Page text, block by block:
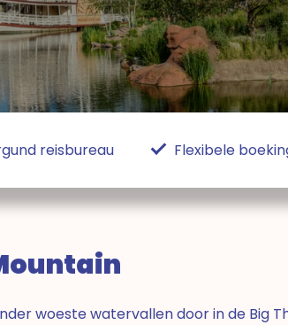
reisbureau Flexibele
woeste watervallen door in de Big